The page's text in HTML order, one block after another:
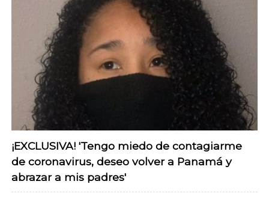
¡EXCLUSIVA! 'Tengo miedo de contagiarme
de coronavirus, deseo volver a Panamá y
abrazar a mis padres'